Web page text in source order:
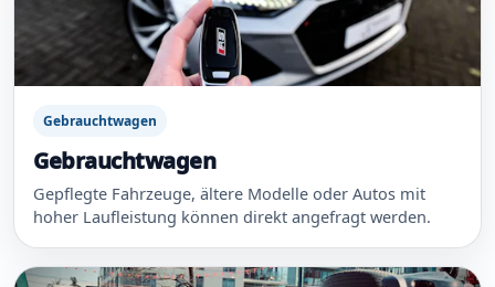
Gebrauchtwagen
Gebrauchtwagen
Gepflegte Fahrzeuge, ältere Modelle oder Autos mit
hoher Laufleistung können direkt angefragt werden.